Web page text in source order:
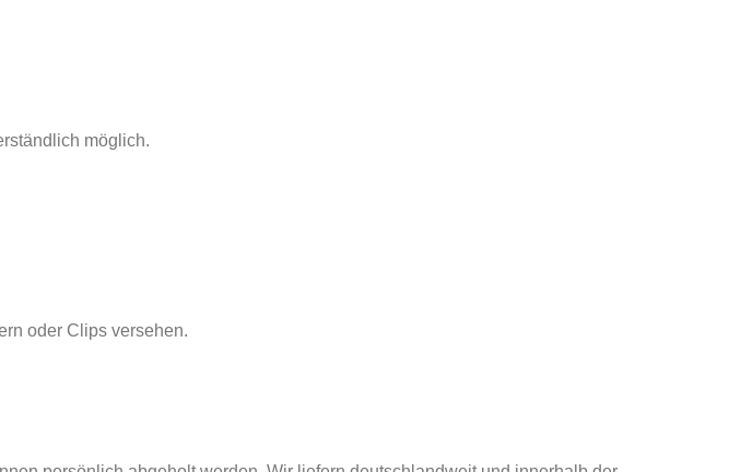
möglich.
oder Clips versehen.